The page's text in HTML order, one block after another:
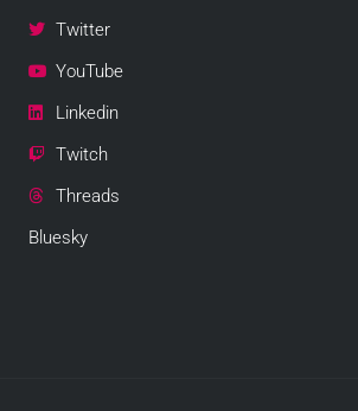
Twitter
YouTube
Linkedin
Twitch
Threads
Bluesky